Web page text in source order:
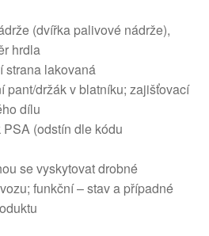
(dvířka palivové nádrže),
hrdla
strana lakovaná
pant/držák v blatníku; zajišťovací
dílu
(odstín dle kódu
se vyskytovat drobné
funkční – stav a případné